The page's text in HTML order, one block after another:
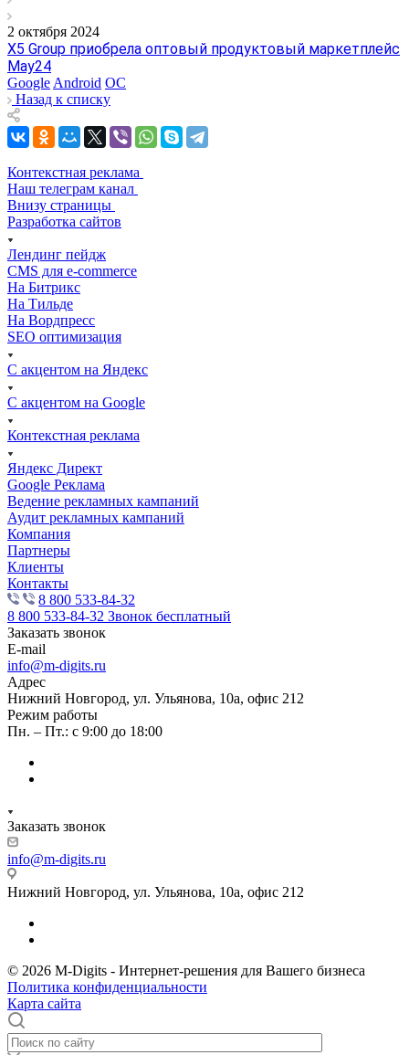
2 октября 2024
X5 Group приобрела оптовый продуктовый маркетплейс
May24
Google Android ОС
Назад к списку
Контекстная реклама
Наш телеграм канал
Внизу страницы
Разработка сайтов
Лендинг пейдж
CMS для e-commerce
На Битрикс
На Тильде
На Вордпресс
SEO оптимизация
С акцентом на Яндекс
С акцентом на Google
Контекстная реклама
Яндекс Директ
Google Реклама
Ведение рекламных кампаний
Аудит рекламных кампаний
Компания
Партнеры
Клиенты
Контакты
8 800 533-84-32
8 800 533-84-32 Звонок бесплатный
Заказать звонок
E-mail
info@m-digits.ru
Адрес
Нижний Новгород, ул. Ульянова, 10а, офис 212
Режим работы
Пн. – Пт.: с 9:00 до 18:00
Заказать звонок
info@m-digits.ru
Нижний Новгород, ул. Ульянова, 10а, офис 212
© 2026 M-Digits - Интернет-решения для Вашего бизнеса
Политика конфиденциальности
Карта сайта